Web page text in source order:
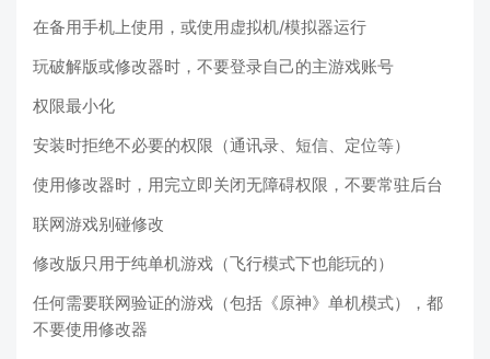
在备用手机上使用，或使用虚拟机/模拟器运行
玩破解版或修改器时，不要登录自己的主游戏账号
权限最小化
安装时拒绝不必要的权限（通讯录、短信、定位等）
使用修改器时，用完立即关闭无障碍权限，不要常驻后台
联网游戏别碰修改
修改版只用于纯单机游戏（飞行模式下也能玩的）
任何需要联网验证的游戏（包括《原神》单机模式），都
不要使用修改器